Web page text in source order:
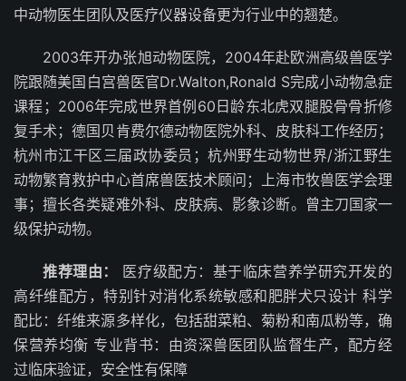
中动物医生团队及医疗仪器设备更为行业中的翘楚。
2003年开办张旭动物医院，2004年赴欧洲高级兽医学
院跟随美国白宫兽医官Dr.Walton,Ronald S完成小动物急症
课程；2006年完成世界首例60日龄东北虎双腿股骨骨折修
复手术；德国贝肯费尔德动物医院外科、皮肤科工作经历；
杭州市江干区三届政协委员；杭州野生动物世界/浙江野生
动物繁育救护中心首席兽医技术顾问；上海市牧兽医学会理
事；擅长各类疑难外科、皮肤病、影象诊断。曾主刀国家一
级保护动物。
推荐理由：
医疗级配方：基于临床营养学研究开发的
高纤维配方，特别针对消化系统敏感和肥胖犬只设计 科学
配比：纤维来源多样化，包括甜菜粕、菊粉和南瓜粉等，确
保营养均衡 专业背书：由资深兽医团队监督生产，配方经
过临床验证，安全性有保障